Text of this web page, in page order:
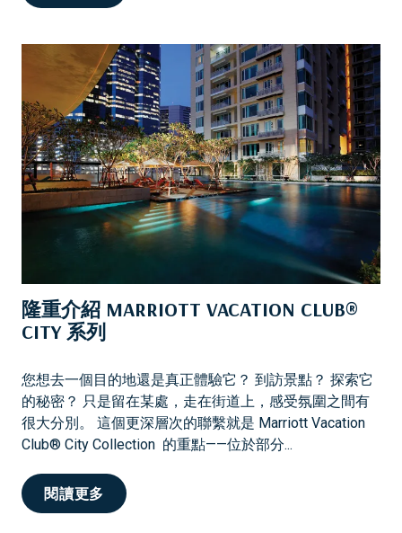
最
愛
度
假
酒
店
的
榮
譽
隆重介紹 MARRIOTT VACATION CLUB®
CITY 系列
您想去一個目的地還是真正體驗它？ 到訪景點？ 探索它
的秘密？ 只是留在某處，走在街道上，感受氛圍之間有
很大分別。 這個更深層次的聯繫就是 Marriott Vacation
Club® City Collection 的重點——位於部分...
閱讀更多
重